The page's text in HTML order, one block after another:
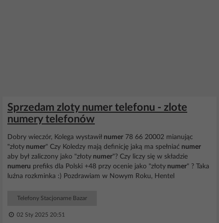
Sprzedam zloty numer telefonu - zlote
numery telefonów
Dobry wieczór, Kolega wystawił numer 78 66 20002 mianując
"złoty numer" Czy Koledzy mają definicję jaką ma spełniać numer
aby był zaliczony jako "złoty numer"? Czy liczy się w składzie
numeru prefiks dla Polski +48 przy ocenie jako "złoty numer" ? Taka
luźna rozkminka :) Pozdrawiam w Nowym Roku, Hentel
Telefony Stacjonarne Bazar
02 Sty 2025 20:51